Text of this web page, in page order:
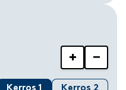
+ −
Kerros 1 Kerros 2